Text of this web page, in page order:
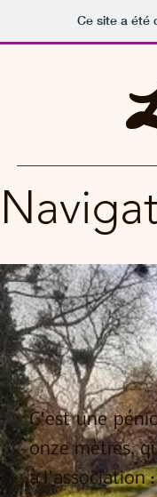
Ce site a été
C'est une
onze mètres,
à l'association